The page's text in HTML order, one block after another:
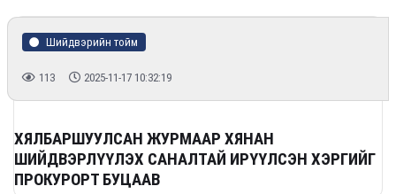
Шийдвэрийн тойм
113 2025-11-17 10:32:19
ХЯЛБАРШУУЛСАН ЖУРМААР ХЯНАН
ШИЙДВЭРЛҮҮЛЭХ САНАЛТАЙ ИРҮҮЛСЭН ХЭРГИЙГ
ПРОКУРОРТ БУЦААВ